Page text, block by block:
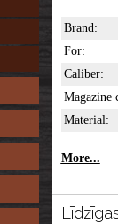
Brand:
For:
Caliber:
Magazine
Material:
More...